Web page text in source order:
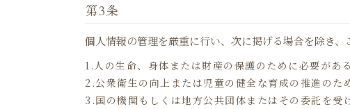
第3条
個人情報の管理を厳重に行い、次に掲げる場合を除き
1.人の生命、身体または財産の保護のために必要があ
2.公衆衛生の向上または児童の健全な育成の推進の
3.国の機関もしくは地方公共団体またはその委託を